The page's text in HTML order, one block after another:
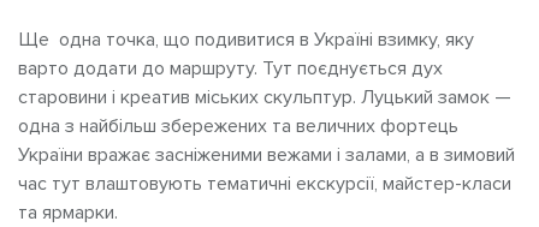
Ще одна точка, що подивитися в Україні взимку, яку
варто додати до маршруту. Тут поєднується дух
старовини і креатив міських скульптур. Луцький замок —
одна з найбільш збережених та величних фортець
України вражає засніженими вежами і залами, а в зимовий
час тут влаштовують тематичні екскурсії, майстер-класи
та ярмарки.